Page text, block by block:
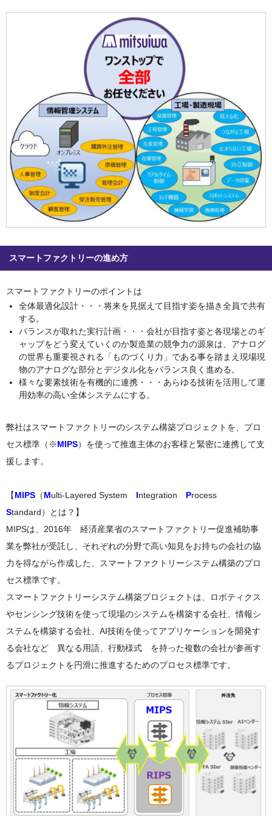
スマートファクトリーの進め方
スマートファクトリーのポイントは
全体最適化設計・・・将来を見据えて目指す姿を描き全員で共有
する。
バランスが取れた実行計画・・・会社が目指す姿と各現場とのギ
ャップをどう変えていくのか製造業の競争力の源泉は、アナログ
の世界も重要視される「ものづくり力」である事を踏まえ現場現
物のアナログな部分とデジタル化をバランス良く進める。
様々な要素技術を有機的に連携・・・あらゆる技術を活用して運
用効率の高い全体システムにする。
弊社はスマートファクトリーのシステム構築プロジェクトを、プロ
セス標準（※MIPS）を使って推進主体のお客様と緊密に連携して支
援します。
【MIPS （Multi-Layered System Integration Process
Standard）とは？】
MIPSは、2016年 経済産業省のスマートファクトリー促進補助事
業を弊社が受託し、それぞれの分野で高い知見をお持ちの会社の協
力を得ながら作成した、スマートファクトリーシステム構築のプロ
セス標準です。
スマートファクトリーシステム構築プロジェクトは、ロボティクス
やセンシング技術を使って現場のシステムを構築する会社、情報シ
ステムを構築する会社、AI技術を使ってアプリケーションを開発す
る会社など 異なる用語、行動様式 を持った複数の会社が参画す
るプロジェクトを円滑に推進するためのプロセス標準です。